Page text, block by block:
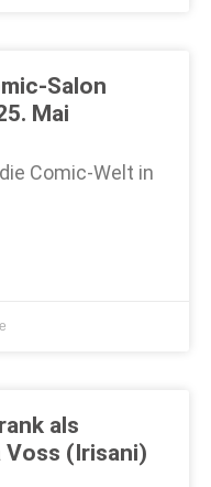
Salon
Mai
Comic-Welt in
als
Voss (Irisani)